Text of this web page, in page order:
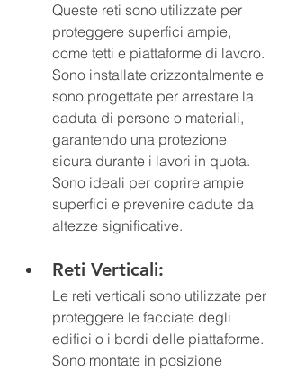
Queste reti sono utilizzate per
proteggere superfici ampie,
come tetti e piattaforme di lavoro.
Sono installate orizzontalmente e
sono progettate per arrestare la
caduta di persone o materiali,
garantendo una protezione
sicura durante i lavori in quota.
Sono ideali per coprire ampie
superfici e prevenire cadute da
altezze significative.
Reti Verticali:
Le reti verticali sono utilizzate per
proteggere le facciate degli
edifici o i bordi delle piattaforme.
Sono montate in posizione